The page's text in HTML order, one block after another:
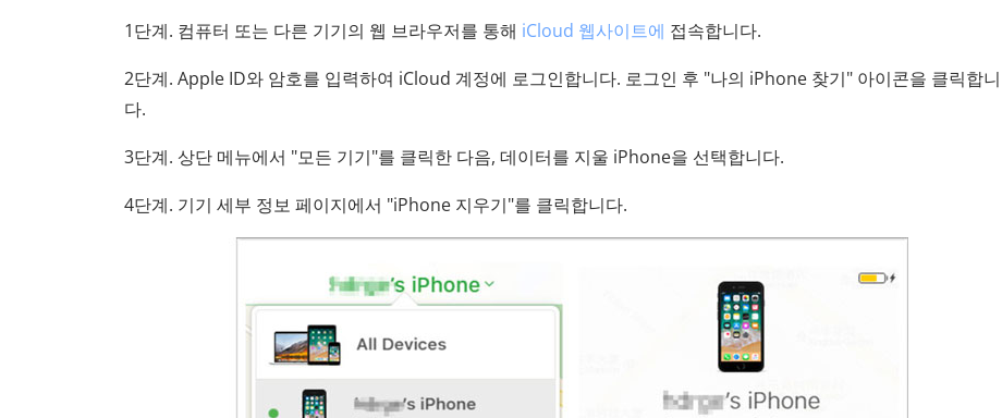
1단계. 컴퓨터 또는 다른 기기의 웹 브라우저를 통해 iCloud 웹사이트에 접속합니다.
2단계. Apple ID와 암호를 입력하여 iCloud 계정에 로그인합니다. 로그인 후 "나의 iPhone 찾기" 아이콘을 클릭합니
다.
3단계. 상단 메뉴에서 "모든 기기"를 클릭한 다음, 데이터를 지울 iPhone을 선택합니다.
4단계. 기기 세부 정보 페이지에서 "iPhone 지우기"를 클릭합니다.